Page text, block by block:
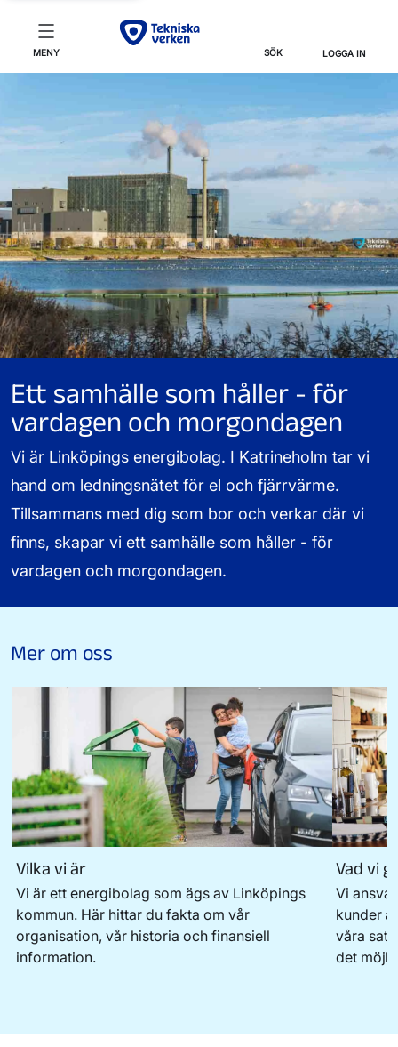
MENY SÖK LOGGA IN
Ett samhälle som håller - för
vardagen och morgondagen
Vi är Linköpings energibolag. I Katrineholm tar vi
hand om ledningsnätet för el och fjärrvärme.
Tillsammans med dig som bor och verkar där vi
finns, skapar vi ett samhälle som håller - för
vardagen och morgondagen.
Mer om oss
Vilka vi är
Vi är ett energibolag som ägs av Linköpings
kommun. Här hittar du fakta om vår
organisation, vår historia och finansiell
information.
Vad vi
Vi
kunder
våra
det